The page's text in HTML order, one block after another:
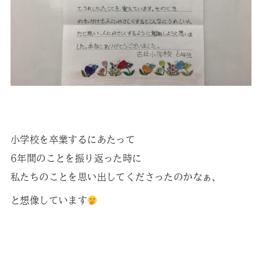
小学校を卒業するにあたって
6年間のことを振り返った時に
私たちのことを思い出してくださったのかなぁ、
と想像しています